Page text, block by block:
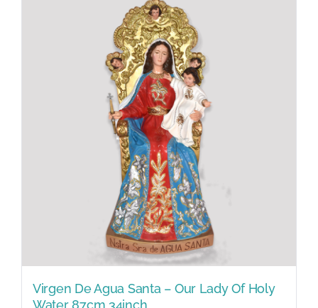
Virgen De Agua Santa – Our Lady Of Holy
Water 87cm 34inch